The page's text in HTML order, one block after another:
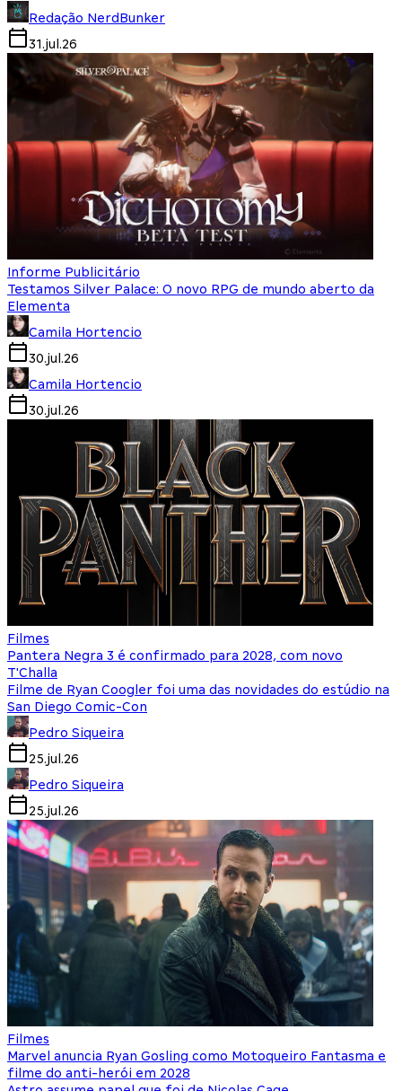
Redação NerdBunker
31.jul.26
Informe Publicitário
Testamos Silver Palace: O novo RPG de mundo aberto da
Elementa
Camila Hortencio
30.jul.26
Camila Hortencio
30.jul.26
Filmes
Pantera Negra 3 é confirmado para 2028, com novo
T'Challa
Filme de Ryan Coogler foi uma das novidades do estúdio na
San Diego Comic-Con
Pedro Siqueira
25.jul.26
Pedro Siqueira
25.jul.26
Filmes
Marvel anuncia Ryan Gosling como Motoqueiro Fantasma e
filme do anti-herói em 2028